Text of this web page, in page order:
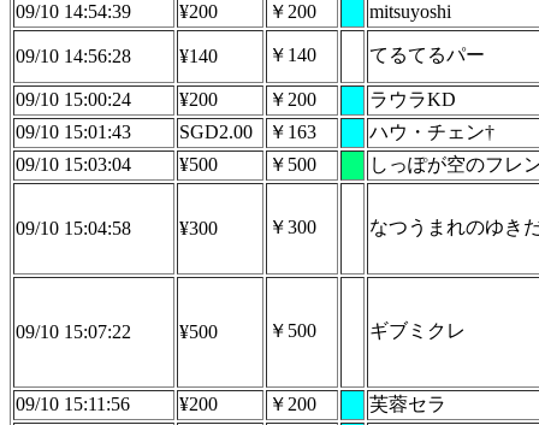
09/10 14:54:39
¥200 ￥200 mitsuyoshi
09/10 14:56:28 ¥140 ￥140 てるてるパー
09/10 15:00:24 ¥200 ￥200
ラウラKD
09/10 15:01:43
SGD2.00 ￥163
ハウ・チェン†
09/10 15:03:04
¥500 ￥500 しっぽが空のフレ
09/10 15:04:58 ¥300 ￥300 なつうまれのゆき
09/10 15:07:22 ¥500 ￥500 ギブミクレ
09/10 15:11:56 ¥200 ￥200
芙蓉セラ